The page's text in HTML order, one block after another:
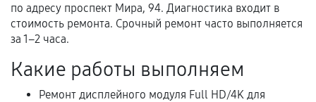
Документы на установленные комплектующие
и кассовый чек.
Расширенная гарантия
по адресу проспект Мира, 94. Диагностика входит в
стоимость ремонта. Срочный ремонт часто выполняется
за 1–2 часа.
Какие работы выполняем
Ремонт дисплейного модуля Full HD/4K для